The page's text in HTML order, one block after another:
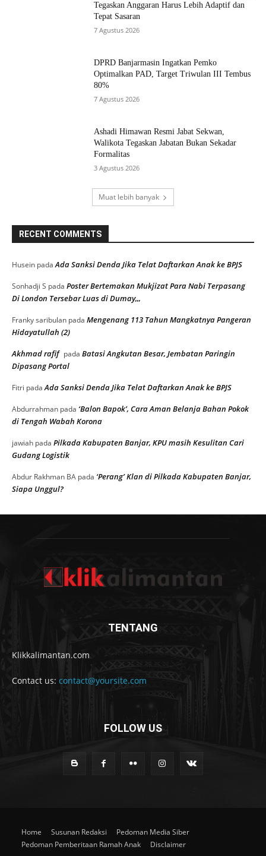
Tegaskan Anggaran Harus Lebih Adaptif dan
Tepat Sasaran
7 Agustus 2026
DPRD Banjarmasin Ingatkan Pemko
Optimalkan PAD, Target Triwulan III Tembus
80%
7 Agustus 2026
Ashadi Himawan Resmi Jabat Sekwan,
Walikota Tegaskan Jabatan Bukan Sekadar
Formalitas
3 Agustus 2026
Muat lebih banyak
RECENT COMMENTS
Husein padaAda Sanksi Denda Jika Telat Daftarkan Anak ke BPJS
Sonhadji S pada Poster Bertemakan Mukjizat Para Nabi Terpasang
Di London Tersebar Luas di Dumay,,,
Franky saribulan pada Mengenang 113 Tahun Mangkatnya Pangeran
Hidayatullah (2)
Akhmad rafif pada Batasi Angkutan Besar, Jembatan Paringin
Dipasang Portal
Fitri padaAda Sanksi Denda Jika Telat Daftarkan Anak ke BPJS
Abdurrahman pada ‘Balon Bapok’, Cara Aman Belanja Bahan Pokok
di Tengah Wabah Korona
jawiah pada Pilkada Kabupaten Banjar, KPU masih Kesulitan Cari
Gudang Logistik
Abdur Rakhman BA pada ‘Perang’ Klan di Pilkada Kabupaten Banjar,
Siapa Unggul?
TENTANG
Klikkalimantan.com
Contact us: contact@yoursite.com
FOLLOW US
Home Susunan Redaksi
Pedoman Media Siber
Pedoman Pemberitaan Ramah Anak
Disclaimer